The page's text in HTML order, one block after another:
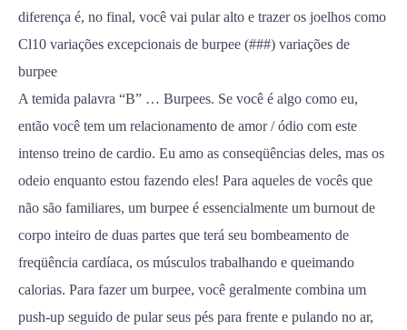
diferença é, no final, você vai pular alto e trazer os joelhos como
Cl10 variações excepcionais de burpee (###) variações de
burpee
A temida palavra “B” … Burpees. Se você é algo como eu,
então você tem um relacionamento de amor / ódio com este
intenso treino de cardio. Eu amo as conseqüências deles, mas os
odeio enquanto estou fazendo eles! Para aqueles de vocês que
não são familiares, um burpee é essencialmente um burnout de
corpo inteiro de duas partes que terá seu bombeamento de
freqüência cardíaca, os músculos trabalhando e queimando
calorias. Para fazer um burpee, você geralmente combina um
push-up seguido de pular seus pés para frente e pulando no ar,